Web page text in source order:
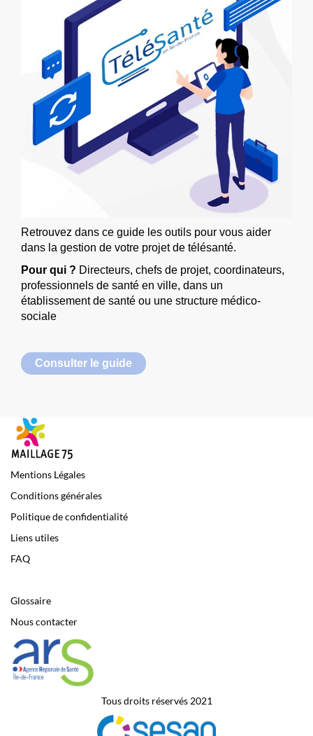
Retrouvez dans ce guide les outils pour vous aider
dans la gestion de votre projet de télésanté.
Pour qui ? Directeurs, chefs de projet, coordinateurs,
professionnels de santé en ville, dans un
établissement de santé ou une structure médico-
sociale
Consulter le guide
Mentions Légales
Conditions générales
Politique de confidentialité
Liens utiles
FAQ
Glossaire
Nous contacter
Tous droits réservés 2021